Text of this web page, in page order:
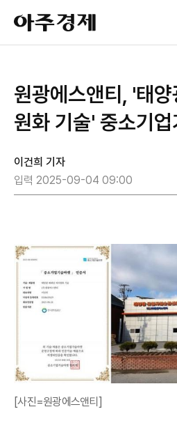
아
주
경
원광에스앤티, '태
원화 기술' 중소기
이건희 기자
입력 2025-09-04 09:00
[사진=원광에스앤티]